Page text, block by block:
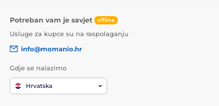
Potreban vam je savjet offline
Usluge za kupce su na raspolaganju
info@momanio.hr
Gdje se nalazimo
Hrvatska